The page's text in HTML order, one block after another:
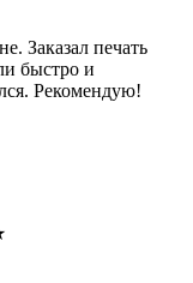
Заказал печать
быстро и
Рекомендую!